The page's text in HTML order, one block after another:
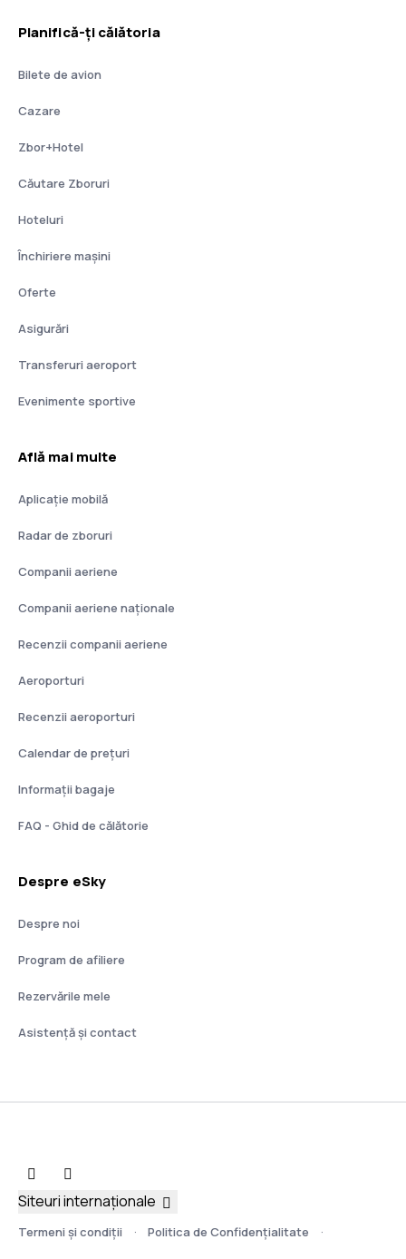
Planifică-ți călătoria
Bilete de avion
Cazare
Zbor+Hotel
Căutare Zboruri
Hoteluri
Închiriere mașini
Oferte
Asigurări
Transferuri aeroport
Evenimente sportive
Află mai multe
Aplicație mobilă
Radar de zboruri
Companii aeriene
Companii aeriene naţionale
Recenzii companii aeriene
Aeroporturi
Recenzii aeroporturi
Calendar de prețuri
Informații bagaje
FAQ - Ghid de călătorie
Despre eSky
Despre noi
Program de afiliere
Rezervările mele
Asistenţă şi contact
Termeni şi condiţii Politica de Confidențialitate
Siteuri internaționale